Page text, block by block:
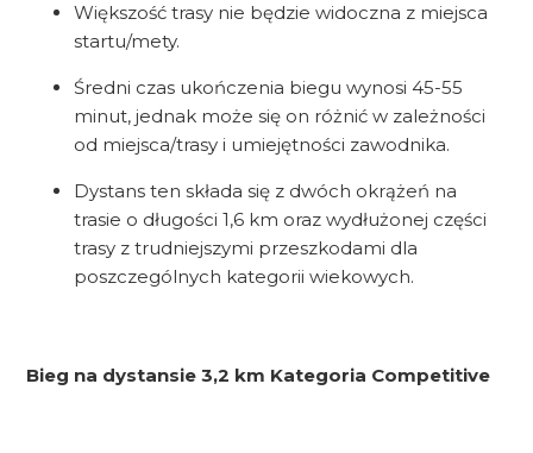
Większość trasy nie będzie widoczna z miejsca
startu/mety.
Średni czas ukończenia biegu wynosi 45-55
minut, jednak może się on różnić w zależności
od miejsca/trasy i umiejętności zawodnika.
Dystans ten składa się z dwóch okrążeń na
trasie o długości 1,6 km oraz wydłużonej części
trasy z trudniejszymi przeszkodami dla
poszczególnych kategorii wiekowych.
Bieg na dystansie 3,2 km Kategoria Competitive